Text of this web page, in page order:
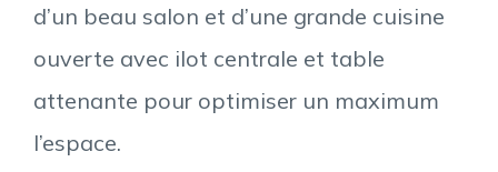
d’un beau salon et d’une grande cuisine
ouverte avec ilot centrale et table
attenante pour optimiser un maximum
l’espace.